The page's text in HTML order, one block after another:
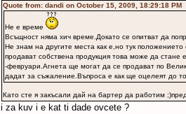
Quote from: dandi on October 15, 2009, 18:29:18 PM
Не е време
Всъщност няма хич време.Докато се опитват да
Не знам на другите места как е,но тук
продават собствена продукция това може да
-февруари.Агнета ще могат да се продават по
дадат за съжаление.Въпроса е как ще оцелеят до
Като сте я закъсали дай на бартер да работим
i za kuv i e kat ti dade ovcete ?